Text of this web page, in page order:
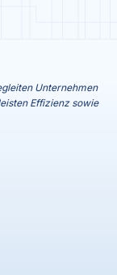
Unternehmen
Effizienz sowie